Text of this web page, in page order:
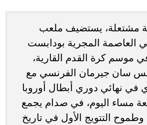
مشتعلة، يستضيف ملعب
العاصمة المجرية بودابست
موسم كرة القدم القارية،
سان جيرمان الفرنسي مع
في نهائي دوري أبطال أوروبا
مساء اليوم، في صدام يجمع
التتويج الأول في تاريخ